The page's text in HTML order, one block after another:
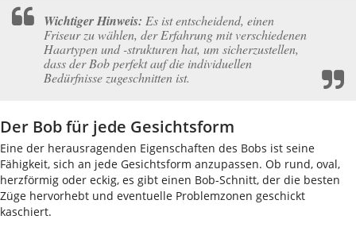
Wichtiger Hinweis: Es ist entscheidend, einen
Friseur zu wählen, der Erfahrung mit verschiedenen
Haartypen und -strukturen hat, um sicherzustellen,
dass der Bob perfekt auf die individuellen
Bedürfnisse zugeschnitten ist.
Der Bob für jede Gesichtsform
Eine der herausragenden Eigenschaften des Bobs ist seine
Fähigkeit, sich an jede Gesichtsform anzupassen. Ob rund, oval,
herzförmig oder eckig, es gibt einen Bob-Schnitt, der die besten
Züge hervorhebt und eventuelle Problemzonen geschickt
kaschiert.